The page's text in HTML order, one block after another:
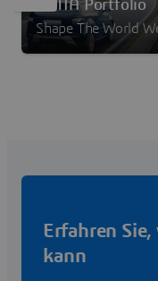
CATIA Portfolio
Shape The World
Erfahren
kann